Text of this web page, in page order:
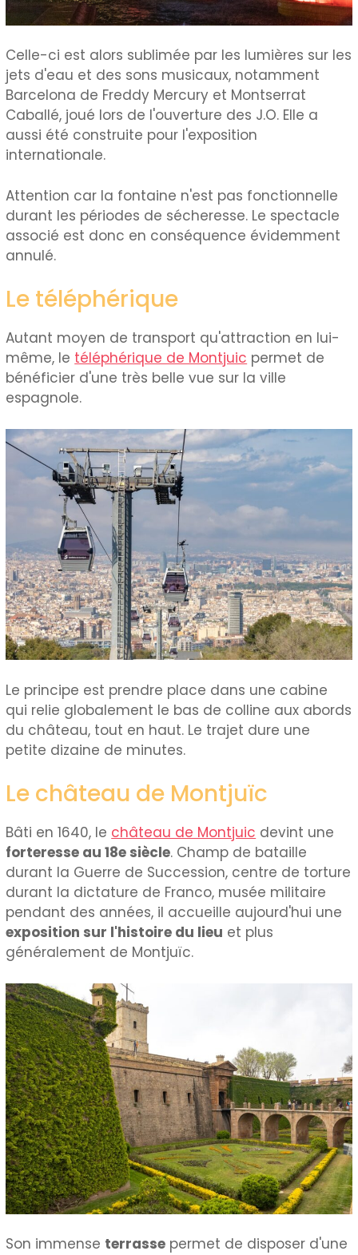
Celle-ci est alors sublimée par les lumières sur les
jets d'eau et des sons musicaux, notamment
Barcelona de Freddy Mercury et Montserrat
Caballé, joué lors de l'ouverture des J.O. Elle a
aussi été construite pour l'exposition
internationale.
Attention car la fontaine n'est pas fonctionnelle
durant les périodes de sécheresse. Le spectacle
associé est donc en conséquence évidemment
annulé.
Le téléphérique
Autant moyen de transport qu'attraction en lui-
même, le téléphérique de Montjuic permet de
bénéficier d'une très belle vue sur la ville
espagnole.
Le principe est prendre place dans une cabine
qui relie globalement le bas de colline aux abords
du château, tout en haut. Le trajet dure une
petite dizaine de minutes.
Le château de Montjuïc
Bâti en 1640, le château de Montjuic devint une
forteresse au 18e siècle. Champ de bataille
durant la Guerre de Succession, centre de torture
durant la dictature de Franco, musée militaire
pendant des années, il accueille aujourd'hui une
exposition sur l'histoire du lieu et plus
généralement de Montjuïc.
Son immense terrasse permet de disposer d'une